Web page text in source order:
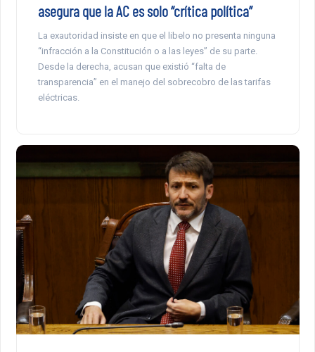
asegura que la AC es solo “crítica política”
La exautoridad insiste en que el libelo no presenta ninguna
“infracción a la Constitución o a las leyes” de su parte.
Desde la derecha, acusan que existió “falta de
transparencia” en el manejo del sobrecobro de las tarifas
eléctricas.